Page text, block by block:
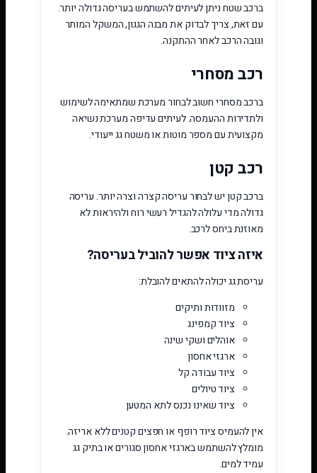
ברכב שטח ניתן לעיתים להשתמש בעריסה גדולה יותר.
עם זאת, צריך לבדוק את מבנה הגגון, המשקל המותר
וגובה הרכב לאחר ההתקנה.
רכב מסחרי
ברכב מסחרי חשוב לבחור מערכת שמתאימה לשימוש
ולתדירות ההעמסה. לעיתים עדיפה מערכת נשיאה
מקצועית עם מספר מוטות או משטח גג ייעודי.
רכב קטן
ברכב קטן יש לבחור עריסה קצרה וצרה יותר. עריסה
גדולה מדי עלולה להגדיל רעשי רוח ולהיראות לא
מאוזנת ביחס לרכב.
איזה ציוד אפשר להוביל בעריסה?
עריסת גג יכולה להתאים להובלת:
מזוודות ותיקים
ציוד קמפינג
אוהלים ושקי שינה
ארגזי אחסון
ציוד עבודה קל
ציוד טיולים
ציוד שאינו נכנס לתא המטען
אין להעמיס ציוד רופף או חפצים קטנים ללא אריזה.
מומלץ להשתמש בארגזי אחסון סגורים או בתיק גג
עמיד למים.